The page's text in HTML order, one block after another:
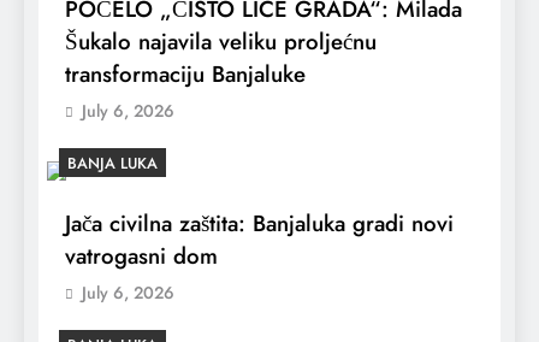
POČELO „ČISTO LICE GRADA“: Milada
Šukalo najavila veliku proljećnu
transformaciju Banjaluke
July 6, 2026
BANJA LUKA
Jača civilna zaštita: Banjaluka gradi novi
vatrogasni dom
July 6, 2026